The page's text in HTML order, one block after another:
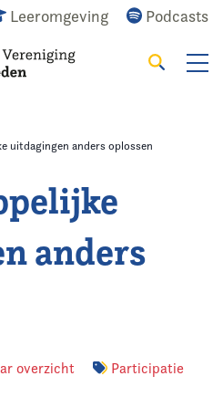
Leeromgeving Podcasts
Zoeken
uitdagingen anders oplossen
anders
overzicht Participatie